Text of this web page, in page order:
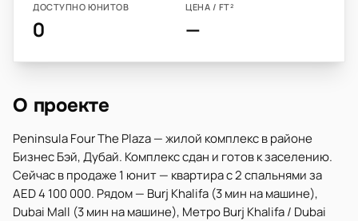
ДОСТУПНО ЮНИТОВ
0
ЦЕНА / FT²
—
О проекте
Peninsula Four The Plaza — жилой комплекс в районе
Бизнес Бэй, Дубай. Комплекс сдан и готов к заселению.
Сейчас в продаже 1 юнит — квартира с 2 спальнями за
AED 4 100 000. Рядом — Burj Khalifa (3 мин на машине),
Dubai Mall (3 мин на машине), Метро Burj Khalifa / Dubai